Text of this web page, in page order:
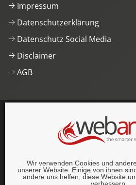
Wir verwenden Cookies und
unserer Website. Einige von ihnen
andere uns helfen, diese Website
Impressum
Datenschutzerklärung
Datenschutz Social Media
Disclaimer
AGB
This website was proudly built with
CSS3.
Alle Rechte vorbehalten.